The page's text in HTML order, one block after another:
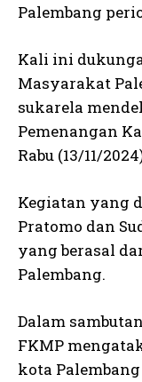
Palembang
Kali ini
Masyarakat
sukarela
Pemenangan
Rabu (13/11/
Kegiatan yang
Pratomo dan
yang berasal
Palembang.
Dalam
FKMP
kota